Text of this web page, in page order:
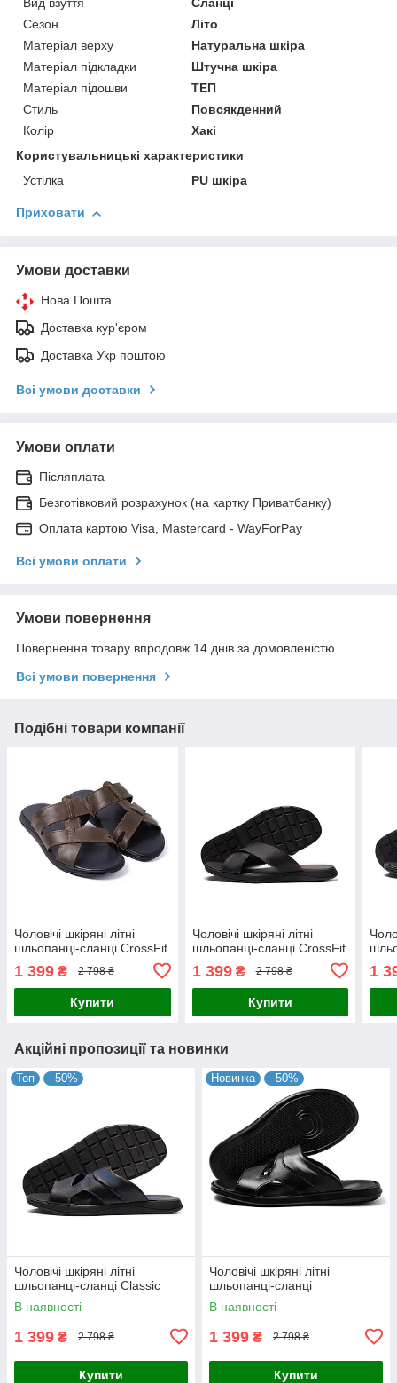
Вид взуття
Сланці
Сезон
Літо
Матеріал верху
Натуральна шкіра
Матеріал підкладки
Штучна шкіра
Матеріал підошви
ТЕП
Стиль
Повсякденний
Колір
Хакі
Користувальницькі характеристики
Устілка
PU шкіра
Приховати
Умови доставки
Нова Пошта
Доставка кур'єром
Доставка Укр поштою
Всі умови доставки
Умови оплати
Післяплата
Безготівковий розрахунок (на картку Приватбанку)
Оплата картою Visa, Mastercard - WayForPay
Всі умови оплати
Умови повернення
Повернення товару впродовж 14 днів за домовленістю
Всі умови повернення
Подібні товари компанії
Чоловічі шкіряні літні
шльопанці-сланці CrossFit
1 399 ₴ 2 798 ₴
Купити
Чоловічі шкіряні літні
шльопанці-сланці CrossFit
1 399₴ 2 798 ₴
Купити
1
Акційні пропозиції та новинки
Топ –50%
Чоловічі шкіряні літні
шльопанці-сланці Classic
В наявності
1 399 ₴ 2 798 ₴
Купити
Новинка –50%
Чоловічі шкіряні літні
шльопанці-сланці
В наявності
1 399 ₴ 2 798 ₴
Купити